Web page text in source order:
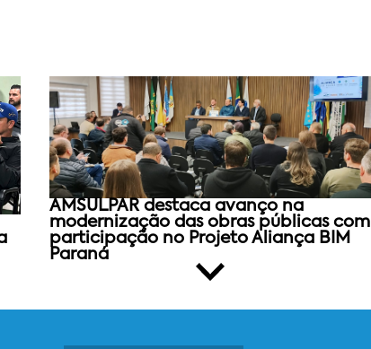
AMSULPAR destaca avanço na
modernização das obras públicas com
participação no Projeto Aliança BIM
Paraná